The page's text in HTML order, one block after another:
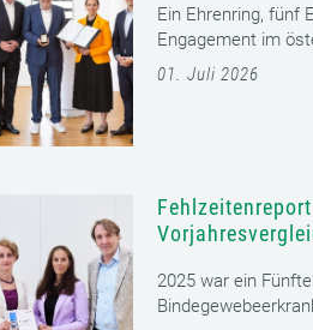
Ein Ehrenring, fünf
Engagement im
01. Juli 2026
2025 war ein